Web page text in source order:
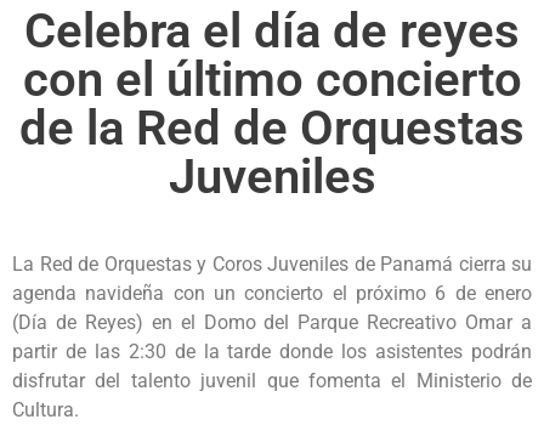
Celebra el día de reyes
con el último concierto
de la Red de Orquestas
Juveniles
La Red de Orquestas y Coros Juveniles de Panamá cierra su
agenda navideña con un concierto el próximo 6 de enero
(Día de Reyes) en el Domo del Parque Recreativo Omar a
partir de las 2:30 de la tarde donde los asistentes podrán
disfrutar del talento juvenil que fomenta el Ministerio de
Cultura.